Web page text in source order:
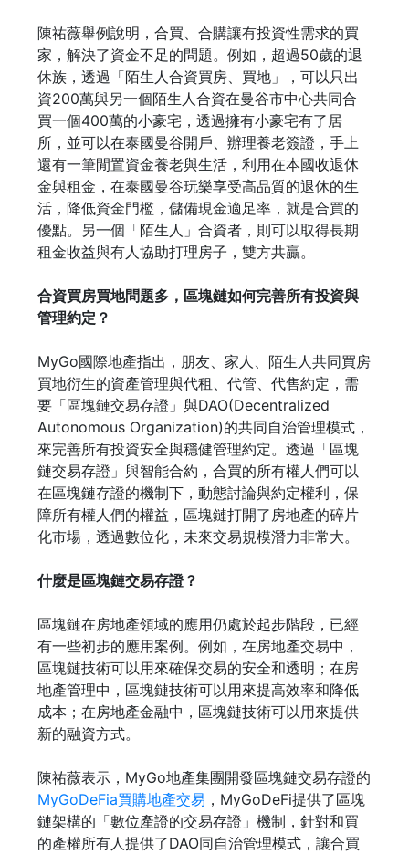
陳祐薇舉例說明，合買、合購讓有投資性需求的買
家，解決了資金不足的問題。例如，超過50歲的退
休族，透過「陌生人合資買房、買地」，可以只出
資200萬與另一個陌生人合資在曼谷市中心共同合
買一個400萬的小豪宅，透過擁有小豪宅有了居
所，並可以在泰國曼谷開戶、辦理養老簽證，手上
還有一筆閒置資金養老與生活，利用在本國收退休
金與租金，在泰國曼谷玩樂享受高品質的退休的生
活，降低資金門檻，儲備現金適足率，就是合買的
優點。另一個「陌生人」合資者，則可以取得長期
租金收益與有人協助打理房子，雙方共贏。
合資買房買地問題多，區塊鏈如何完善所有投資與
管理約定？
MyGo國際地產指出，朋友、家人、陌生人共同買房
買地衍生的資產管理與代租、代管、代售約定，需
要「區塊鏈交易存證」與DAO(Decentralized
Autonomous Organization)的共同自治管理模式，
來完善所有投資安全與穩健管理約定。透過「區塊
鏈交易存證」與智能合約，合買的所有權人們可以
在區塊鏈存證的機制下，動態討論與約定權利，保
障所有權人們的權益，區塊鏈打開了房地產的碎片
化市場，透過數位化，未來交易規模潛力非常大。
什麼是區塊鏈交易存證？
區塊鏈在房地產領域的應用仍處於起步階段，已經
有一些初步的應用案例。例如，在房地產交易中，
區塊鏈技術可以用來確保交易的安全和透明；在房
地產管理中，區塊鏈技術可以用來提高效率和降低
成本；在房地產金融中，區塊鏈技術可以用來提供
新的融資方式。
陳祐薇表示，MyGo地產集團開發區塊鏈交易存證的
MyGoDeFia買購地產交易 ，MyGoDeFi提供了區塊
鏈架構的「數位產證的交易存證」機制，針對和買
的產權所有人提供了DAO同自治管理模式，讓合買